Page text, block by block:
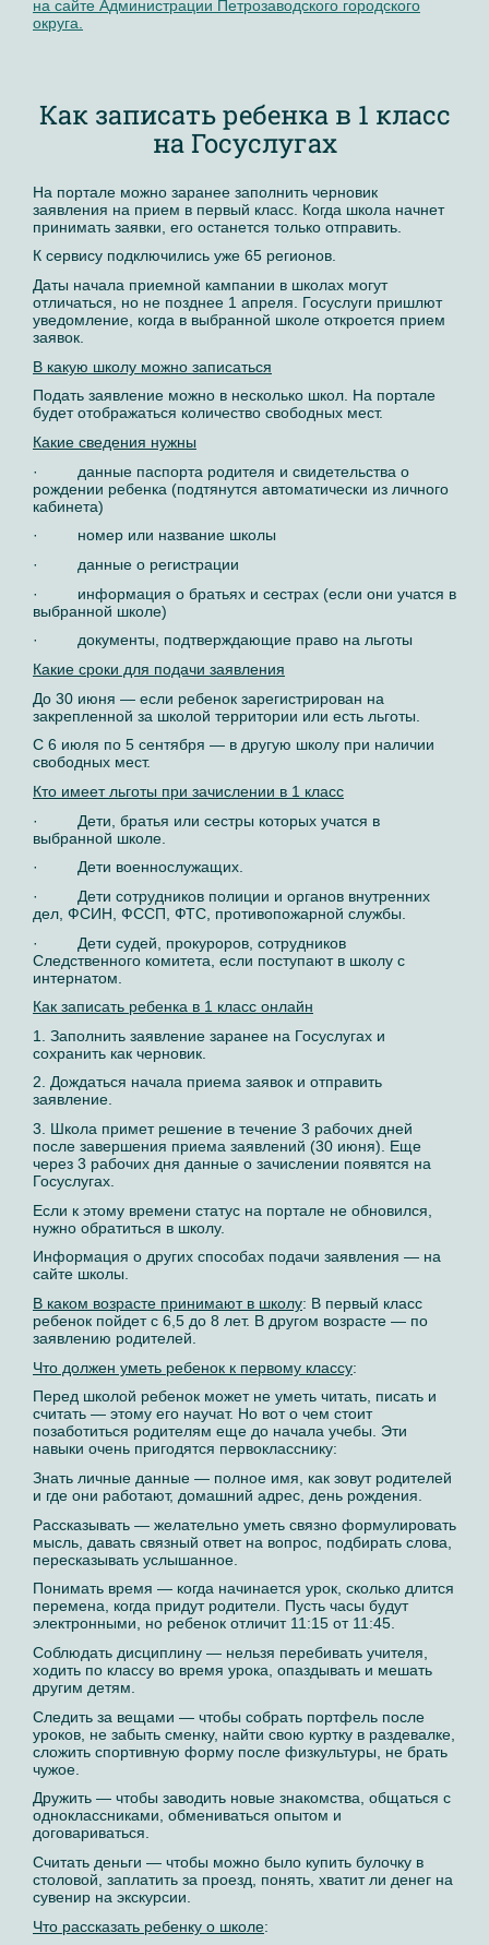
на сайте Администрации Петрозаводского городского
округа.
Как записать ребенка в 1 класс
на Госуслугах
На портале можно заранее заполнить черновик
заявления на прием в первый класс. Когда школа начнет
принимать заявки, его останется только отправить.
К сервису подключились уже 65 регионов.
Даты начала приемной кампании в школах могут
отличаться, но не позднее 1 апреля. Госуслуги пришлют
уведомление, когда в выбранной школе откроется прием
заявок.
В какую школу можно записаться
Подать заявление можно в несколько школ. На портале
будет отображаться количество свободных мест.
Какие сведения нужны
· данные паспорта родителя и свидетельства о
рождении ребенка (подтянутся автоматически из личного
кабинета)
· номер или название школы
· данные о регистрации
· информация о братьях и сестрах (если они учатся в
выбранной школе)
· документы, подтверждающие право на льготы
Какие сроки для подачи заявления
До 30 июня — если ребенок зарегистрирован на
закрепленной за школой территории или есть льготы.
С 6 июля по 5 сентября — в другую школу при наличии
свободных мест.
Кто имеет льготы при зачислении в 1 класс
· Дети, братья или сестры которых учатся в
выбранной школе.
· Дети военнослужащих.
· Дети сотрудников полиции и органов внутренних
дел, ФСИН, ФССП, ФТС, противопожарной службы.
· Дети судей, прокуроров, сотрудников
Следственного комитета, если поступают в школу с
интернатом.
Как записать ребенка в 1 класс онлайн
1. Заполнить заявление заранее на Госуслугах и
сохранить как черновик.
2. Дождаться начала приема заявок и отправить
заявление.
3. Школа примет решение в течение 3 рабочих дней
после завершения приема заявлений (30 июня). Еще
через 3 рабочих дня данные о зачислении появятся на
Госуслугах.
Если к этому времени статус на портале не обновился,
нужно обратиться в школу.
Информация о других способах подачи заявления — на
сайте школы.
В каком возрасте принимают в школу: В первый класс
ребенок пойдет с 6,5 до 8 лет. В другом возрасте — по
заявлению родителей.
Что должен уметь ребенок к первому классу:
Перед школой ребенок может не уметь читать, писать и
считать — этому его научат. Но вот о чем стоит
позаботиться родителям еще до начала учебы. Эти
навыки очень пригодятся первокласснику:
Знать личные данные — полное имя, как зовут родителей
и где они работают, домашний адрес, день рождения.
Рассказывать — желательно уметь связно формулировать
мысль, давать связный ответ на вопрос, подбирать слова,
пересказывать услышанное.
Понимать время — когда начинается урок, сколько длится
перемена, когда придут родители. Пусть часы будут
электронными, но ребенок отличит 11:15 от 11:45.
Соблюдать дисциплину — нельзя перебивать учителя,
ходить по классу во время урока, опаздывать и мешать
другим детям.
Следить за вещами — чтобы собрать портфель после
уроков, не забыть сменку, найти свою куртку в раздевалке,
сложить спортивную форму после физкультуры, не брать
чужое.
Дружить — чтобы заводить новые знакомства, общаться с
одноклассниками, обмениваться опытом и
договариваться.
Считать деньги — чтобы можно было купить булочку в
столовой, заплатить за проезд, понять, хватит ли денег на
сувенир на экскурсии.
Что рассказать ребенку о школе: